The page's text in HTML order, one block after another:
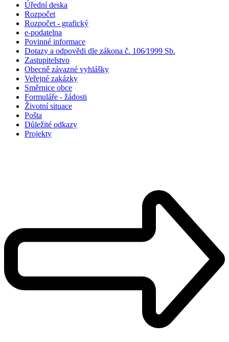
Úřední deska
Rozpočet
Rozpočet - grafický
e-podatelna
Povinné informace
Dotazy a odpovědi dle zákona č. 106⁄1999 Sb.
Zastupitelstvo
Obecně závazné vyhlášky
Veřejné zakázky
Směrnice obce
Formuláře - žádosti
Životní situace
Pošta
Důležité odkazy
Projekty